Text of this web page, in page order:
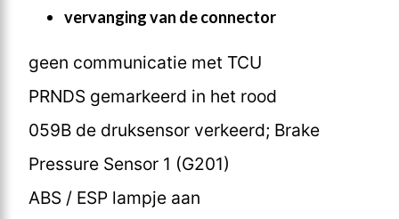
vervanging van de connector
geen communicatie met TCU
PRNDS gemarkeerd in het rood
059B de druksensor verkeerd; Brake
Pressure Sensor 1 (G201)
ABS / ESP lampje aan